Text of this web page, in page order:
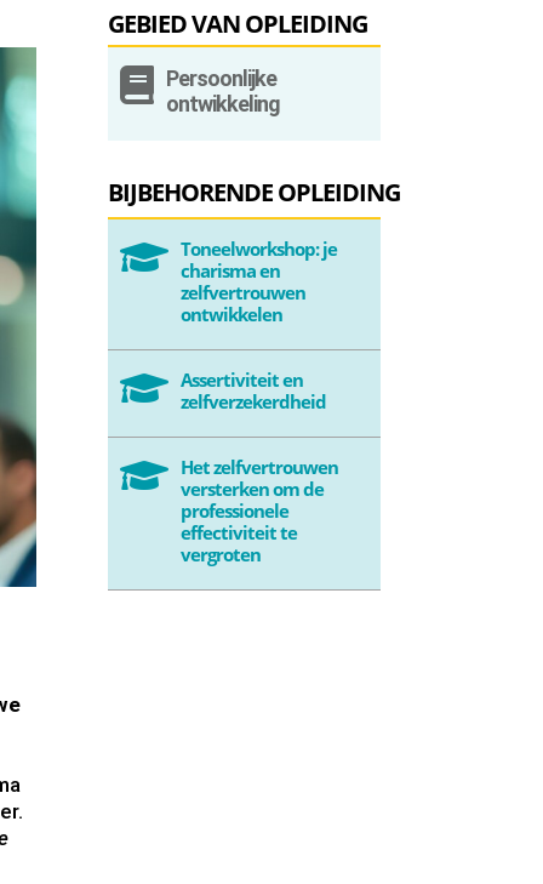
GEBIED VAN OPLEIDING
 Persoonlijke
ontwikkeling
BIJBEHORENDE OPLEIDING
 Toneelworkshop: je
charisma en
zelfvertrouwen
ontwikkelen
 Assertiviteit en
zelfverzekerdheid
 Het zelfvertrouwen
versterken om de
professionele
effectiviteit te
vergroten